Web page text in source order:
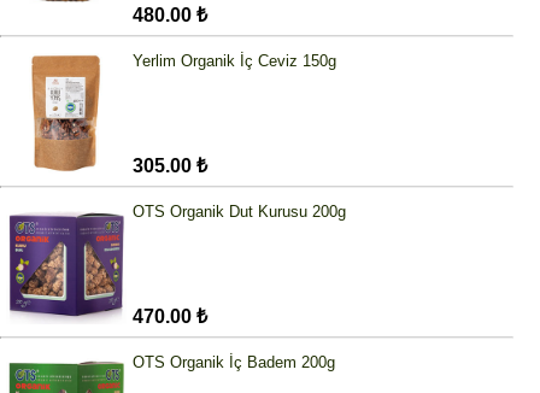
480.00 ₺
Yerlim Organik İç Ceviz 150g
305.00 ₺
OTS Organik Dut Kurusu 200g
470.00 ₺
OTS Organik İç Badem 200g